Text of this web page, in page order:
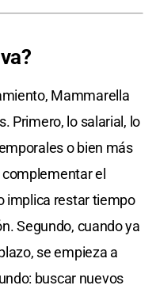
Mammarella
Primero, lo salarial, lo
o bien más
el
implica restar tiempo
Segundo, cuando ya
se empieza a
buscar nuevos